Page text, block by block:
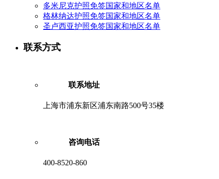
多米尼克护照免签国家和地区名单
格林纳达护照免签国家和地区名单
圣卢西亚护照免签国家和地区名单
联系方式
联系地址
上海市浦东新区浦东南路500号35楼
咨询电话
400-8520-860